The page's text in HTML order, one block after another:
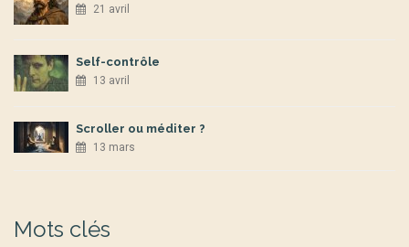
21 avril
Self-contrôle
13 avril
Scroller ou méditer ?
13 mars
Mots clés